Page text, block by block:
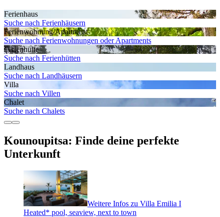
Ferienhaus
Suche nach Ferienhäusern
Ferienwohnung/Apartment
Suche nach Ferienwohnungen oder Apartments
Ferienhütte
Suche nach Ferienhütten
Landhaus
Suche nach Landhäusern
Villa
Suche nach Villen
Chalet
Suche nach Chalets
Kounoupitsa: Finde deine perfekte
Unterkunft
Weitere Infos zu Villa Emilia I
Heated* pool, seaview, next to town